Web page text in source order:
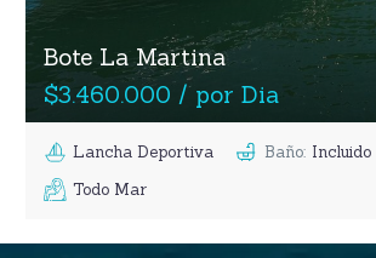
Bote La Martina
$3.460.000 / por Dia
Lancha Deportiva Baño: Incluido
Todo Mar